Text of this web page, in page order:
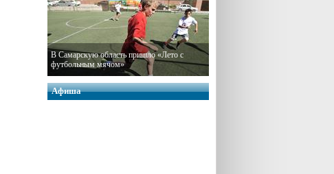
В Самарскую область пришло «Лето с
футбольным мячом»
Афиша